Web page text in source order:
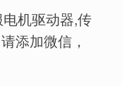
机驱动器,传
添加微信，